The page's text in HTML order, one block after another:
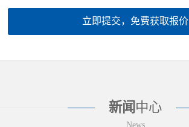
立即提交，免费获取报价
新闻 中心
News